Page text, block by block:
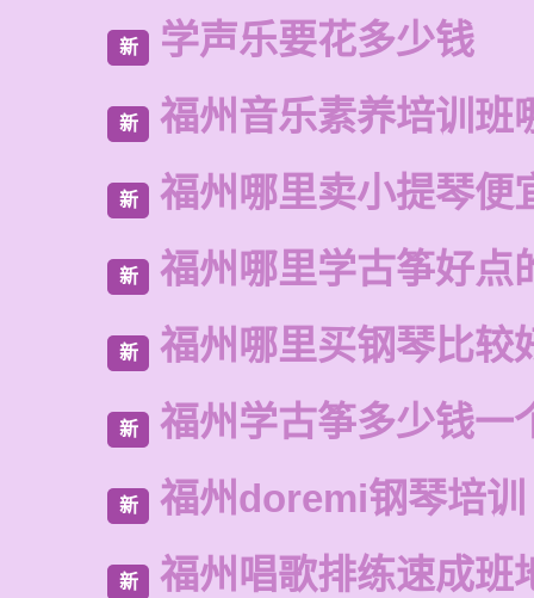
新 学声乐要花多少钱
新 福州音乐素养培训班
新 福州哪里卖小提琴便
新 福州哪里学古筝好点
新 福州哪里买钢琴比较
新 福州学古筝多少钱一
新 福州doremi钢琴培训
新 福州唱歌排练速成班